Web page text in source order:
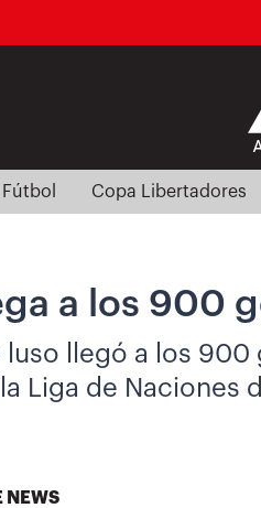
Fútbol Copa Libertadores
a los 900
luso llegó a los
Liga de Naciones
NEWS